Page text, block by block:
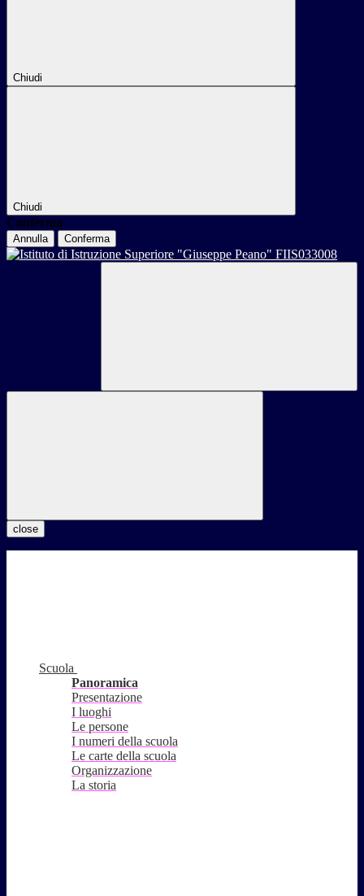
Chiudi
Chiudi
Conferma
Annulla Conferma
close
Scuola
Panoramica
Presentazione
I luoghi
Le persone
I numeri della scuola
Le carte della scuola
Organizzazione
La storia